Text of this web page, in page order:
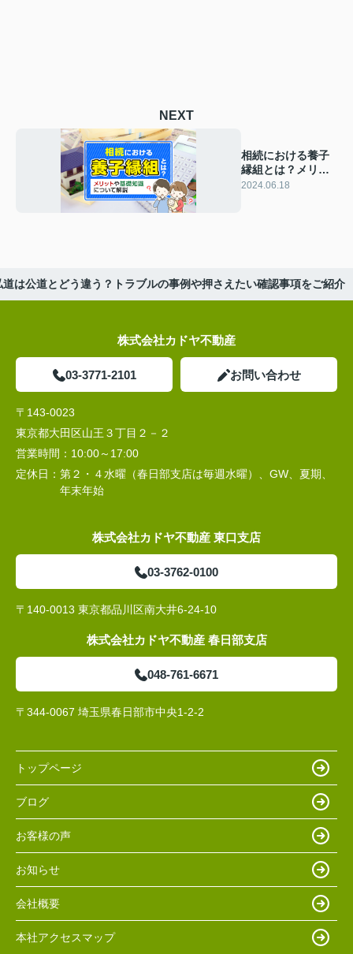
NEXT
相続における養子
縁組とは？メリッ
トや基礎知識につ
2024.06.18
道は公道とどう違う？トラブルの事例や押さえたい確認事項をご紹介
株式会社カドヤ不動産
03-3771-2101 お問い合わせ
〒143-0023
東京都大田区山王３丁目２－２
営業時間： 10:00～17:00
定休日： 第２・４水曜（春日部支店は毎週水曜）、GW、夏期、
年末年始
株式会社カドヤ不動産 東口支店
03-3762-0100
〒140-0013 東京都品川区南大井6-24-10
株式会社カドヤ不動産 春日部支店
048-761-6671
〒344-0067 埼玉県春日部市中央1-2-2
トップページ
ブログ
お客様の声
お知らせ
会社概要
本社アクセスマップ